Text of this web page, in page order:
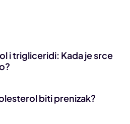
i trigliceridi: Kada je srce
biti prenizak?